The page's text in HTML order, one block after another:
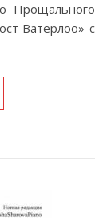
Прощального
Ватерлоо» с